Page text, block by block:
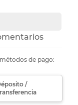
de pago:
/